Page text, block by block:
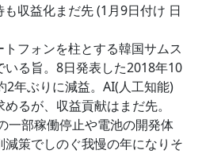
収益化まだ先 (1月9日付け 日
フォンを柱とする韓国サムス
いる旨。8日発表した2018年10
2年ぶりに減益。AI(人工知能)
るが、収益貢献はまだ先。
一部稼働停止や電池の開発体
策でしのぐ我慢の年になりそ